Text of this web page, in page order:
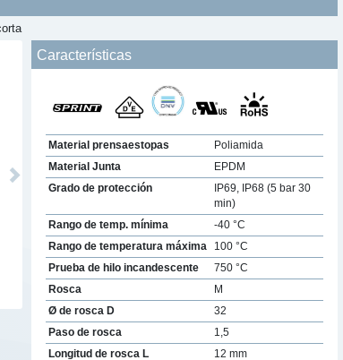
Next
Características
Material prensaestopas
Poliamida
Material Junta
EPDM
Grado de protección
IP69, IP68 (5 bar 30
min)
Rango de temp. mínima
-40 °C
Rango de temperatura máxima
100 °C
Prueba de hilo incandescente
750 °C
Rosca
M
Ø de rosca D
32
Paso de rosca
1,5
Longitud de rosca L
12 mm